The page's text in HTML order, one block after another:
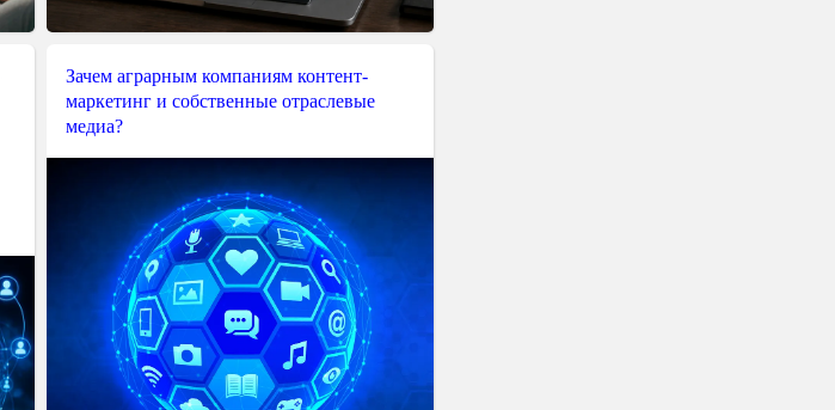
Зачем аграрным компаниям контент-
маркетинг и собственные отраслевые
медиа?